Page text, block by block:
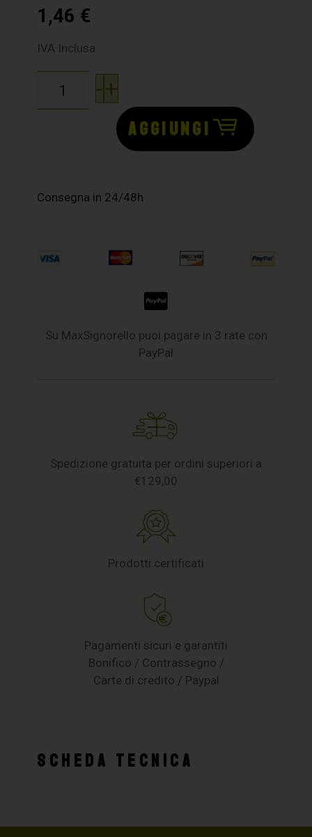
1,46 €
IVA Inclusa
-+
AGGIUNGI
Consegna in 24/48h
Su MaxSignorello puoi pagare in 3 rate con
PayPal
Spedizione gratuita per ordini superiori a
€129,00
Prodotti certificati
Pagamenti sicuri e garantiti
Bonifico / Contrassegno /
Carte di credito / Paypal
SCHEDA TECNICA